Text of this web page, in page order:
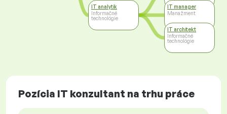
IT analytik
Informačné
technológie
technológie
IT manager
Manažment
IT architekt
Informačné
technológie
Pozícia IT konzultant na trhu práce